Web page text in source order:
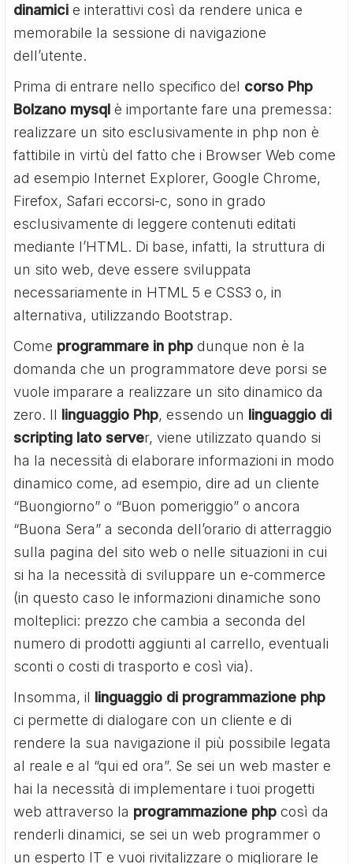
dinamici e interattivi così da rendere unica e
memorabile la sessione di navigazione
dell’utente.
Prima di entrare nello specifico del corso Php
Bolzano mysql è importante fare una premessa:
realizzare un sito esclusivamente in php non è
fattibile in virtù del fatto che i Browser Web come
ad esempio Internet Explorer, Google Chrome,
Firefox, Safari eccorsi-c, sono in grado
esclusivamente di leggere contenuti editati
mediante l’HTML. Di base, infatti, la struttura di
un sito web, deve essere sviluppata
necessariamente in HTML 5 e CSS3 o, in
alternativa, utilizzando Bootstrap.
Come programmare in php dunque non è la
domanda che un programmatore deve porsi se
vuole imparare a realizzare un sito dinamico da
zero. Il linguaggio Php, essendo un linguaggio di
scripting lato server, viene utilizzato quando si
ha la necessità di elaborare informazioni in modo
dinamico come, ad esempio, dire ad un cliente
“Buongiorno” o “Buon pomeriggio” o ancora
“Buona Sera” a seconda dell’orario di atterraggio
sulla pagina del sito web o nelle situazioni in cui
si ha la necessità di sviluppare un e-commerce
(in questo caso le informazioni dinamiche sono
molteplici: prezzo che cambia a seconda del
numero di prodotti aggiunti al carrello, eventuali
sconti o costi di trasporto e così via).
Insomma, il linguaggio di programmazione php
ci permette di dialogare con un cliente e di
rendere la sua navigazione il più possibile legata
al reale e al “qui ed ora”. Se sei un web master e
hai la necessità di implementare i tuoi progetti
web attraverso la programmazione php così da
renderli dinamici, se sei un web programmer o
un esperto IT e vuoi rivitalizzare o migliorare le